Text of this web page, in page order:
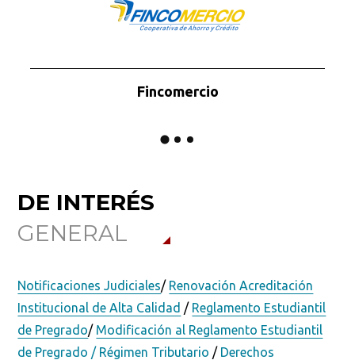
Fincomercio
DE INTERÉS
GENERAL
Notificaciones Judiciales/ Renovación Acreditación
Institucional de Alta Calidad / Reglamento Estudiantil
de Pregrado/ Modificación al Reglamento Estudiantil
de Pregrado / Régimen Tributario / Derechos